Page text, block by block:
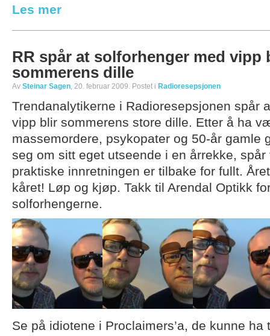
Les mer
RR spår at solforhenger med vipp
sommerens dille
Av Steinar Sagen, 20. februar 2009. Postet i Radioresepsjonen
Trendanalytikerne i Radioresepsjonen spår
vipp blir sommerens store dille. Etter å ha
massemordere, psykopater og 50-år gamle
seg om sitt eget utseende i en årrekke,
praktiske innretningen er tilbake for fullt.
kåret! Løp og kjøp. Takk til Arendal Optikk
solforhengerne.
Se på idiotene i Proclaimers’a, de kunne ha